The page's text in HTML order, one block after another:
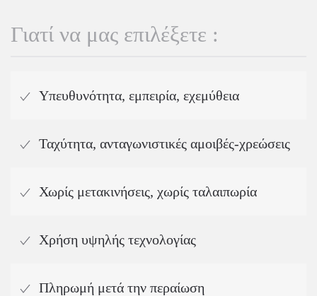
Γιατί να μας επιλέξετε :
Υπευθυνότητα, εμπειρία, εχεμύθεια
Ταχύτητα, ανταγωνιστικές αμοιβές-χρεώσεις
Χωρίς μετακινήσεις, χωρίς ταλαιπωρία
Χρήση υψηλής τεχνολογίας
Πληρωμή μετά την περαίωση